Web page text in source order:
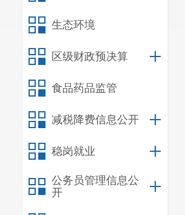
生态环境
区级财政预决算
食品药品监管
减税降费信息公开
稳岗就业
公务员管理信息公
开